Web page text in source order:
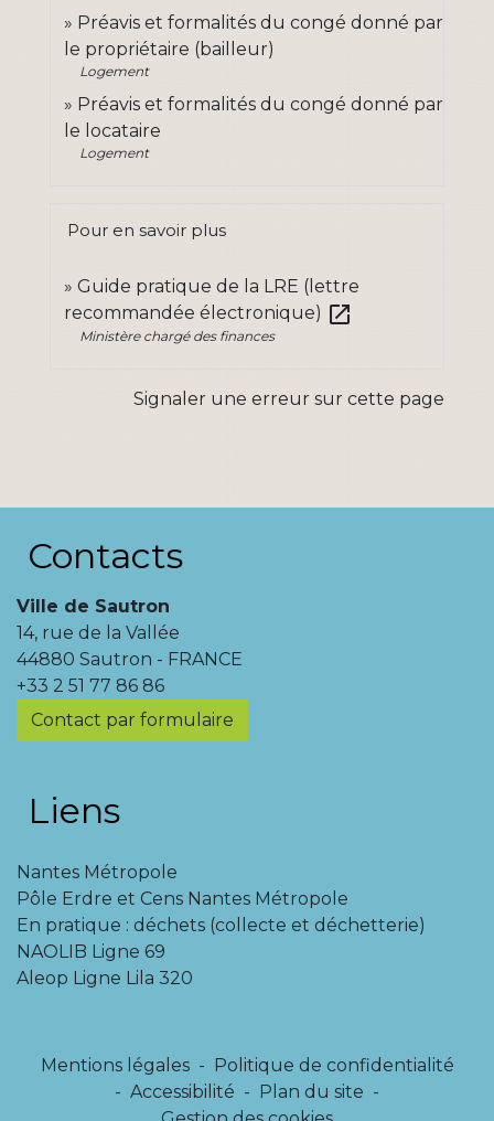
Préavis et formalités du congé donné par
le propriétaire (bailleur)
Logement
Préavis et formalités du congé donné par
le locataire
Logement
Pour en savoir plus
Guide pratique de la LRE (lettre
recommandée électronique) open_in_new
Ministère chargé des finances
Signaler une erreur sur cette page
Contacts
Ville de Sautron
14, rue de la Vallée
44880 Sautron - FRANCE
+33 2 51 77 86 86
Contact par formulaire
Liens
Nantes Métropole
Pôle Erdre et Cens Nantes Métropole
En pratique : déchets (collecte et déchetterie)
NAOLIB Ligne 69
Aleop Ligne Lila 320
Mentions légales -
Politique de confidentialité
- Accessibilité - Plan du site -